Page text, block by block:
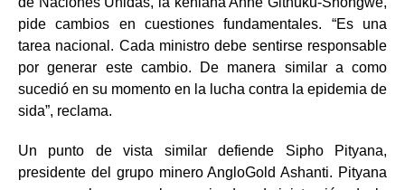
pide cambios en cuestiones fundamentales. “Es una
tarea nacional. Cada ministro debe sentirse responsable
por generar este cambio. De manera similar a como
sucedió en su momento en la lucha contra la epidemia de
sida”, reclama.
Un punto de vista similar defiende Sipho Pityana,
presidente del grupo minero AngloGold Ashanti. Pityana